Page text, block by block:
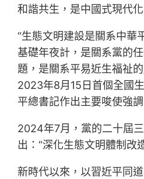
和諧共生，是中國式現代
“生態文明建設是關系中華
基礎年夜計，是關系黨的
題，是關系平易近生福祉
2023年8月15日首個全國
平總書記作出主要唆使強調
2024年7月，黨的二十屆
出：“深化生態文明體制改
新時代以來，以習近平同